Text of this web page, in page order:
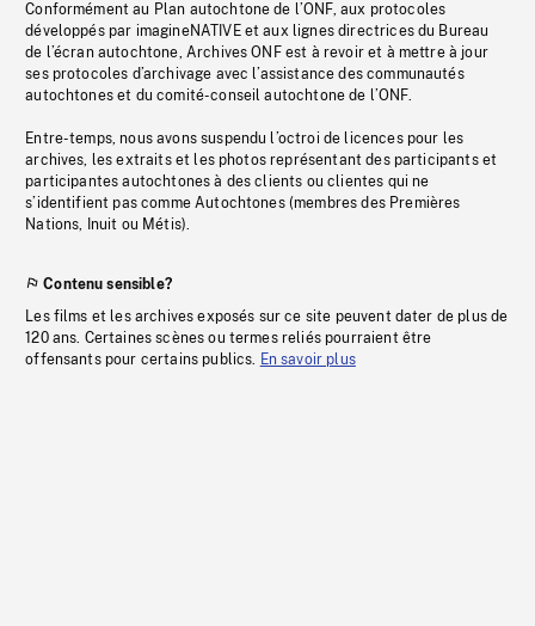
Conformément au Plan autochtone de l’ONF, aux protocoles
développés par imagineNATIVE et aux lignes directrices du Bureau
de l’écran autochtone, Archives ONF est à revoir et à mettre à jour
ses protocoles d’archivage avec l’assistance des communautés
autochtones et du comité-conseil autochtone de l’ONF.
Entre-temps, nous avons suspendu l’octroi de licences pour les
archives, les extraits et les photos représentant des participants et
participantes autochtones à des clients ou clientes qui ne
s’identifient pas comme Autochtones (membres des Premières
Nations, Inuit ou Métis).
Contenu sensible?
Les films et les archives exposés sur ce site peuvent dater de plus de
120 ans. Certaines scènes ou termes reliés pourraient être
offensants pour certains publics. En savoir plus